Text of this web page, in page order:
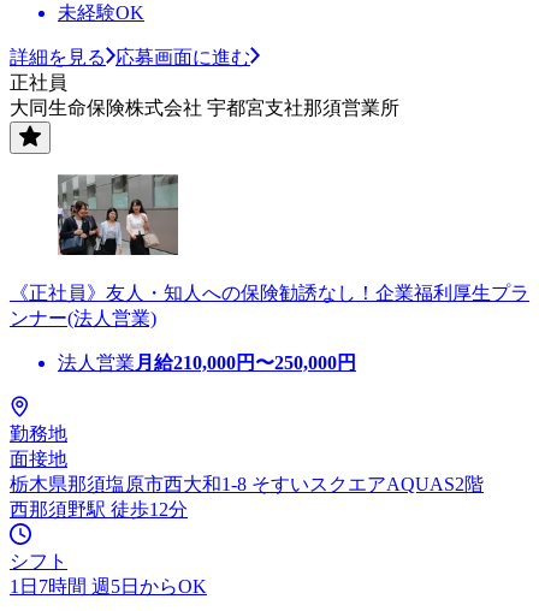
未経験OK
詳細を見る
応募画面に進む
正社員
大同生命保険株式会社 宇都宮支社那須営業所
《正社員》友人・知人への保険勧誘なし！企業福利厚生プラ
ンナー(法人営業)
法人営業 月給210,000円〜250,000円
勤務地
面接地
栃木県那須塩原市西大和1-8 そすいスクエアAQUAS2階
西那須野駅 徒歩12分
シフト
1日7時間 週5日からOK